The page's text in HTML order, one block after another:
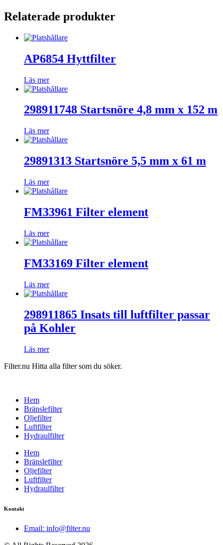
Relaterade produkter
AP6854 Hyttfilter
Läs mer
298911748 Startsnöre 4,8 mm x 152 m
Läs mer
29891313 Startsnöre 5,5 mm x 61 m
Läs mer
FM33961 Filter element
Läs mer
FM33169 Filter element
Läs mer
298911865 Insats till luftfilter passar
på Kohler
Läs mer
Filter.nu Hitta alla filter som du söker.
Hem
Bränslefilter
Oljefilter
Luftfilter
Hydraulfilter
Hem
Bränslefilter
Oljefilter
Luftfilter
Hydraulfilter
Kontakt
Email: info@filter.nu